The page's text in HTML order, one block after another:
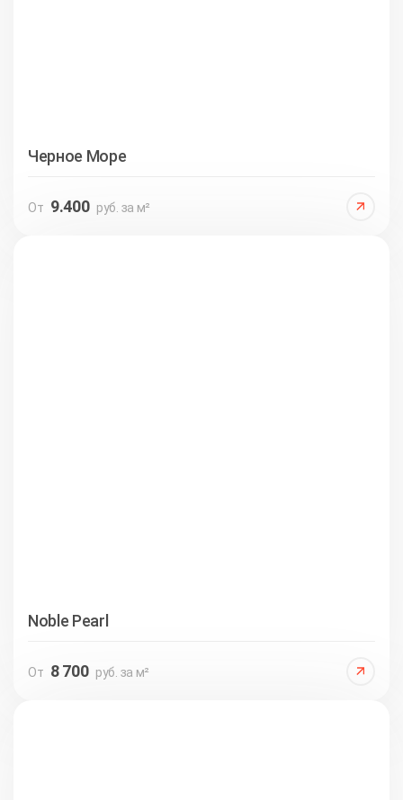
Черное Море
От 9.400 руб. за м²
Noble Pearl
От 8 700 руб. за м²